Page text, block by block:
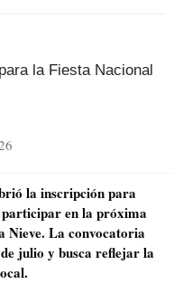
la Fiesta Nacional
la inscripción para
en la próxima
Nieve. La convocatoria
julio y busca reflejar la